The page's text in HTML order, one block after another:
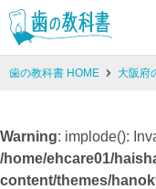
歯の教科書 HOME 大阪府
Warning: implode():
/home/ehcare01/
content/themes/